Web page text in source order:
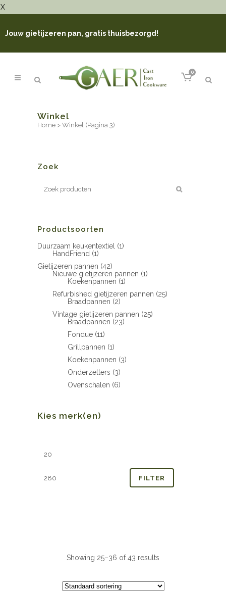
X
Jouw gietijzeren pan, gratis thuisbezorgd!
0
Winkel
Home > Winkel (Pagina 3)
Zoek
Productsoorten
Duurzaam keukentextiel (1)
HandFriend (1)
Gietijzeren pannen (42)
Nieuwe gietijzeren pannen (1)
Koekenpannen (1)
Refurbished gietijzeren pannen (25)
Braadpannen (2)
Vintage gietijzeren pannen (25)
Braadpannen (23)
Fondue (11)
Grillpannen (1)
Koekenpannen (3)
Onderzetters (3)
Ovenschalen (6)
Kies merk(en)
FILTER
Showing 25–36 of 43 results